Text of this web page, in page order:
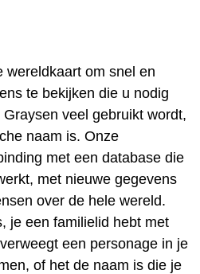
wereldkaart om snel en
te bekijken die u nodig
veel gebruikt wordt,
naam is. Onze
met een database die
met nieuwe gegevens
over de hele wereld.
je een familielid hebt met
een personage in je
of het de naam is die je